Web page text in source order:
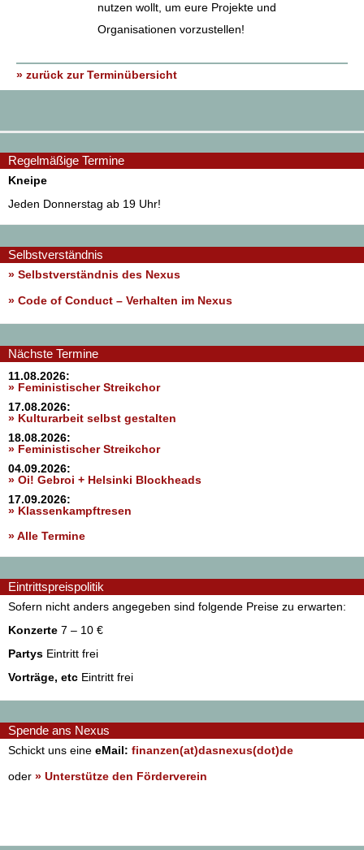
nutzen wollt, um eure Projekte und
Organisationen vorzustellen!
» zurück zur Terminübersicht
Regelmäßige Termine
Kneipe
Jeden Donnerstag ab 19 Uhr!
Selbstverständnis
» Selbstverständnis des Nexus
» Code of Conduct – Verhalten im Nexus
Nächste Termine
11.08.2026:
» Feministischer Streikchor
17.08.2026:
» Kulturarbeit selbst gestalten
18.08.2026:
» Feministischer Streikchor
04.09.2026:
» Oi! Gebroi + Helsinki Blockheads
17.09.2026:
» Klassenkampftresen
» Alle Termine
Eintrittspreispolitik
Sofern nicht anders angegeben sind folgende Preise zu erwarten:
Konzerte 7 – 10 €
Partys Eintritt frei
Vorträge, etc Eintritt frei
Spende ans Nexus
Schickt uns eine eMail: finanzen(at)dasnexus(dot)de
oder » Unterstütze den Förderverein